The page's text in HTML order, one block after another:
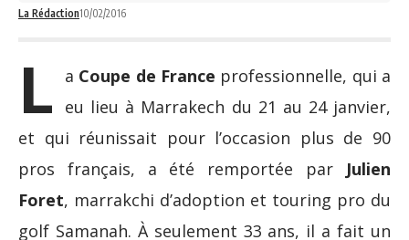
La Rédaction10/02/2016
L a Coupe de France professionnelle, qui a
eu lieu à Marrakech du 21 au 24 janvier,
et qui réunissait pour l’occasion plus de 90
pros français, a été remportée par Julien
Foret, marrakchi d’adoption et touring pro du
golf Samanah. À seulement 33 ans, il a fait un